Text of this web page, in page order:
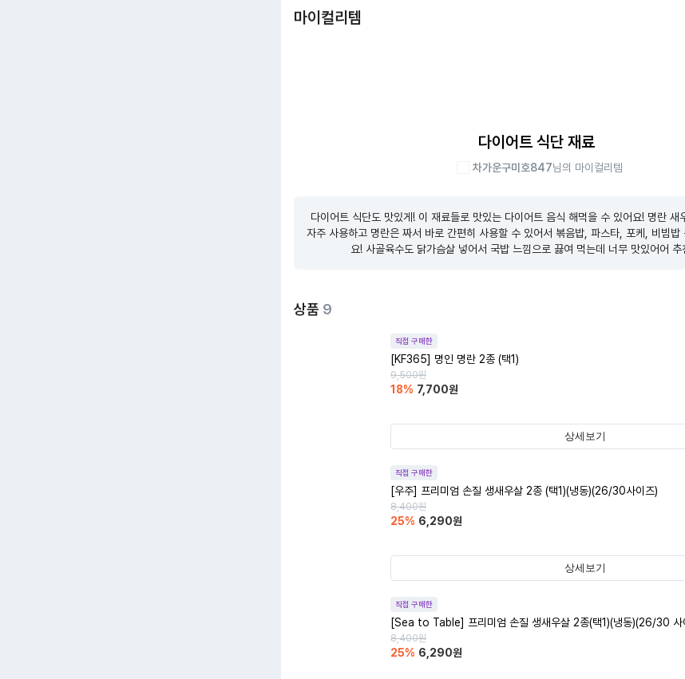
마이컬리템
다이어트 식단 재료
차가운구미호847님의 마이컬리템
다이어트 식단도 맛있게! 이 재료들로 맛있는 다이어트 음식 해먹을 수 있어요! 명란 새
자주 사용하고 명란은 짜서 바로 간편히 사용할 수 있어서 볶음밥, 파스타, 포케, 비빔밥
요! 사골육수도 닭가슴살 넣어서 국밥 느낌으로 끓여 먹는데 너무 맛있어어 추
상품 9
직접 구매한
[KF365] 명인 명란 2종 (택1)
9,500원
18% 7,700원
상세보기
직접 구매한
[우주] 프리미엄 손질 생새우살 2종 (택1)(냉동)(26/30사이즈)
8,400원
25% 6,290원
상세보기
직접 구매한
[Sea to Table] 프리미엄 손질 생새우살 2종(택1)(냉동)(26/30 사
8,400원
25% 6,290원